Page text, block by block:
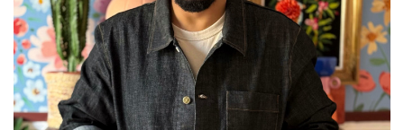
Choisies
Sur
La
Page